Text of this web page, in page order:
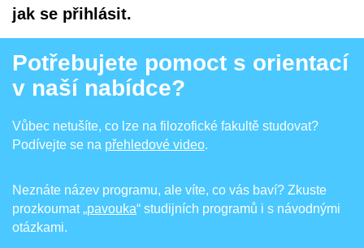
jak se přihlásit.
Potřebujete pomoct s orientací
v naší nabídce?
Vůbec netušíte, co lze na filozofické fakultě studovat?
Podívejte se na přehledové video.
Neznáte název programu, ale víte, co vás baví? Zkuste
prozkoumat„pavouka“ studijních programů i s návodnými
otázkami.